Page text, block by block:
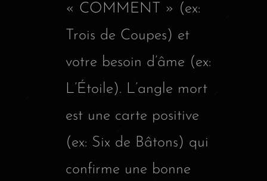
« COMMENT » (ex:
Trois de Coupes) et
votre besoin d’âme (ex:
L’Étoile). L’angle mort
est une carte positive
(ex: Six de Bâtons) qui
confirme une bonne